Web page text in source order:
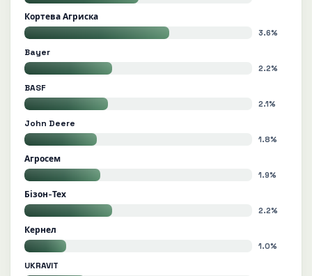
Кортева Агриска
3.6%
Bayer
2.2%
BASF
2.1%
John Deere
1.8%
Агросем
1.9%
Бізон-Тех
2.2%
Кернел
1.0%
UKRAVIT